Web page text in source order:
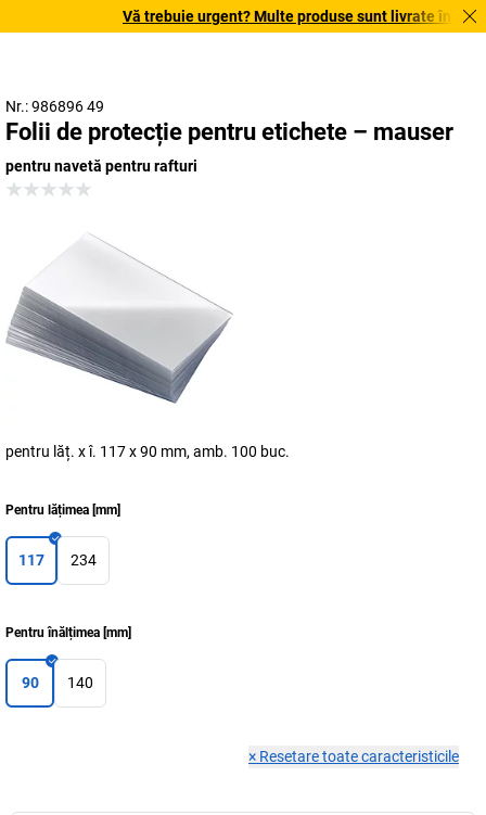
Vă trebuie urgent? Multe produse sunt livrate în
Nr.: 986896 49
Folii de protecție pentru etichete – mauser
pentru navetă pentru rafturi
pentru lăț. x î. 117 x 90 mm, amb. 100 buc.
Pentru lățimea [mm]
117 234
Pentru înălțimea [mm]
90 140
× Resetare toate caracteristicile